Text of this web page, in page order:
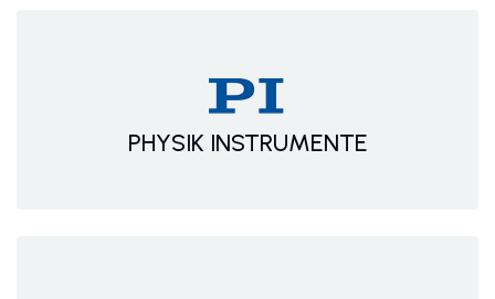
PHYSIK INSTRUMENTE